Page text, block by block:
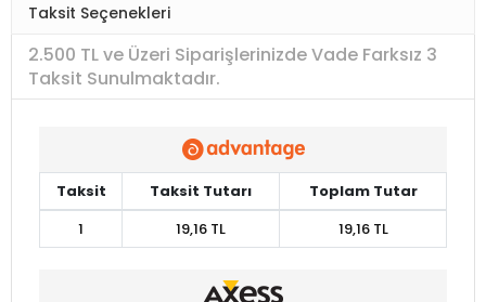
Taksit Seçenekleri
2.500 TL ve Üzeri Siparişlerinizde Vade Farksız 3
Taksit Sunulmaktadır.
Taksit Taksit Tutarı
Toplam Tutar
1
19,16 TL 19,16 TL